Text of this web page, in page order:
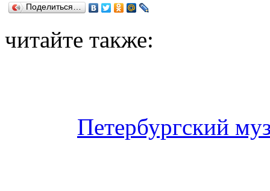
Поделиться…
читайте также:
Петербургский